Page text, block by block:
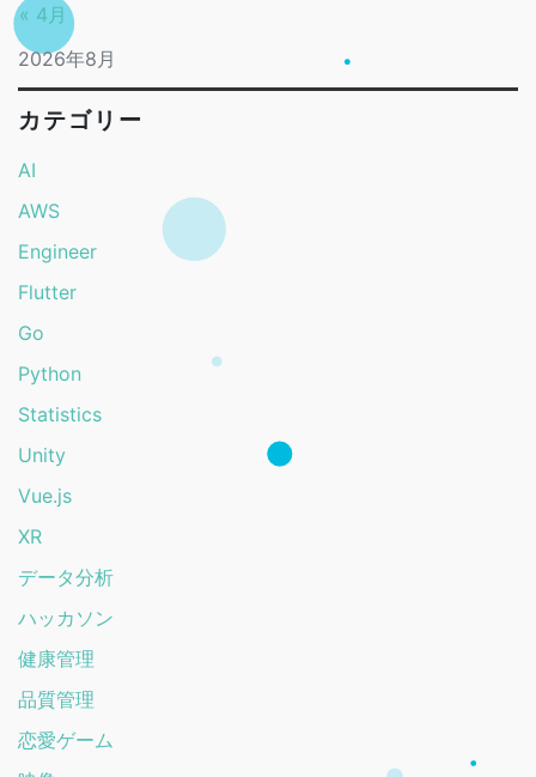
2026年8月
« 4月
カテゴリー
AI
AWS
Engineer
Flutter
Go
Python
Statistics
Unity
Vue.js
XR
データ分析
ハッカソン
健康管理
品質管理
恋愛ゲーム